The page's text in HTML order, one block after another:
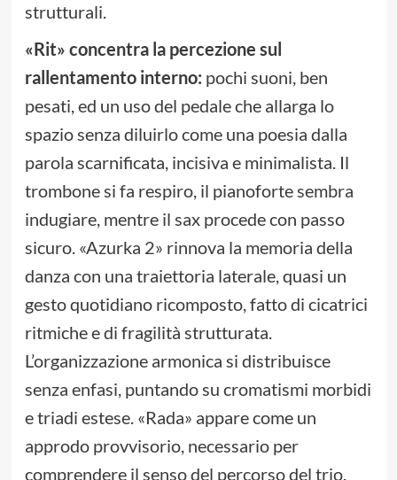
strutturali.
«Rit» concentra la percezione sul
rallentamento interno: pochi suoni, ben
pesati, ed un uso del pedale che allarga lo
spazio senza diluirlo come una poesia dalla
parola scarnificata, incisiva e minimalista. Il
trombone si fa respiro, il pianoforte sembra
indugiare, mentre il sax procede con passo
sicuro. «Azurka 2» rinnova la memoria della
danza con una traiettoria laterale, quasi un
gesto quotidiano ricomposto, fatto di cicatrici
ritmiche e di fragilità strutturata.
L’organizzazione armonica si distribuisce
senza enfasi, puntando su cromatismi morbidi
e triadi estese. «Rada» appare come un
approdo provvisorio, necessario per
comprendere il senso del percorso del trio.